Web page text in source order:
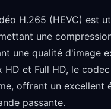
H.265 (HEVC) est
une
une qualité d'image
HD et Full HD, le
offrant un excellent
passante.